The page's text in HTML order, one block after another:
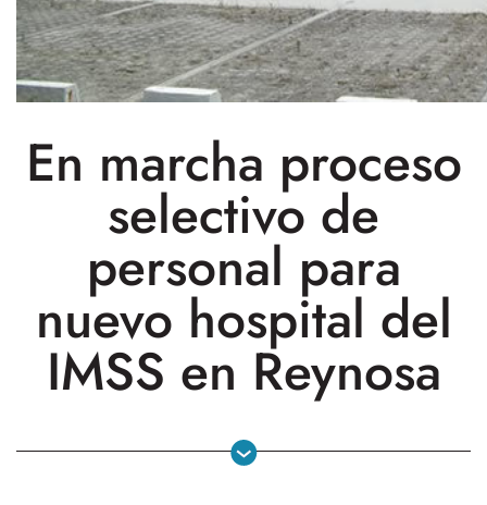
En marcha proceso
selectivo de
personal para
nuevo hospital del
IMSS en Reynosa